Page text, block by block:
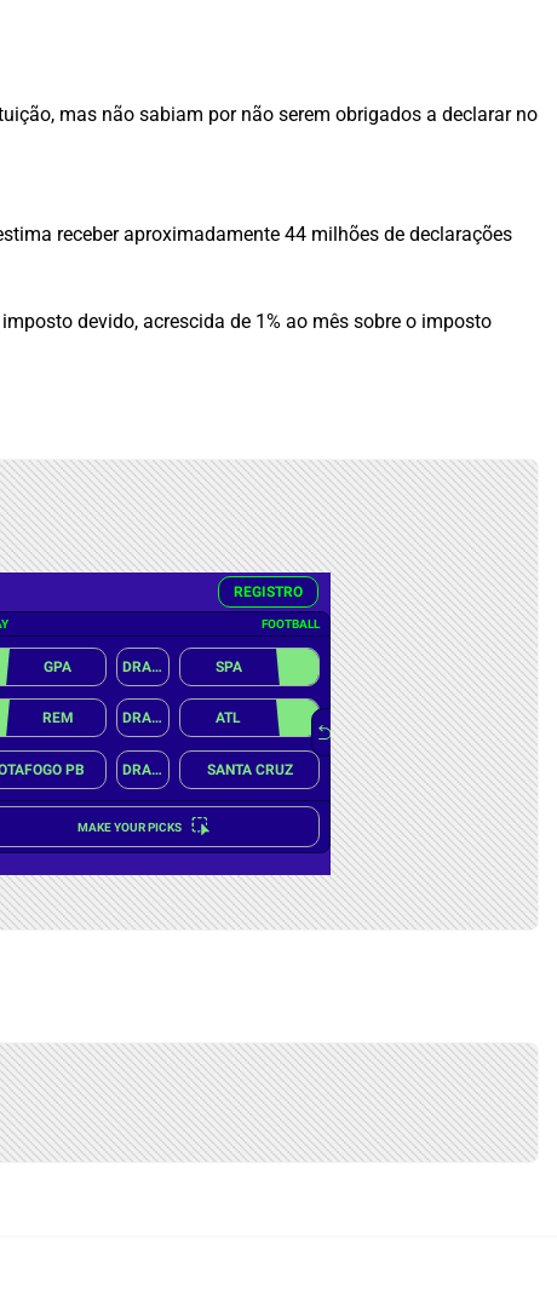
mas não sabiam por não serem obrigados a declarar no
receber aproximadamente 44 milhões de declarações
devido, acrescida de 1% ao mês sobre o imposto